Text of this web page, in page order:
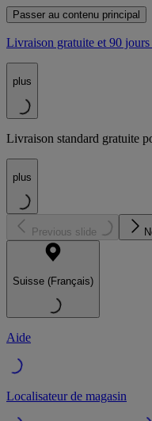
Passer au contenu principal
Livraison gratuite et 90
plus
Livraison standard gratuite
plus
Previous slide
Suisse (Français)
Aide
Localisateur de magasin